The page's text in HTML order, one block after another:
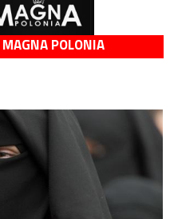
POLONIA